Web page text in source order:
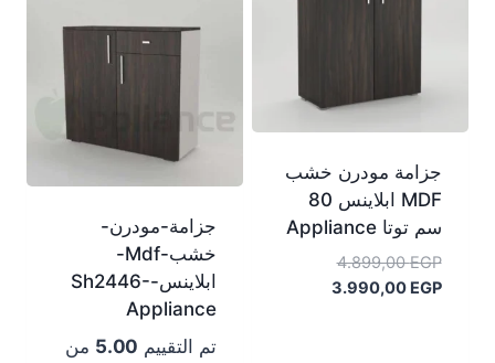
جزامة مودرن خشب
MDF ابلاينس 80
سم توتا Appliance
4.899,00EGP
السعر
الأصلي3.990,00 EGP
السعر
جزامة-مودرن-
خشب-Mdf-
ابلاينس-Sh2446-
Appliance
تم التقييم 5.00 من